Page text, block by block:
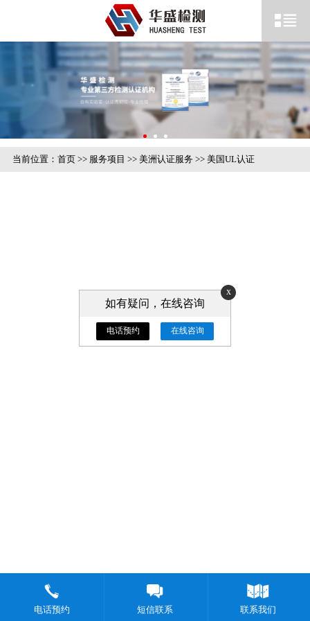
当前位置： 首页>> 服务项目 >> 美洲认证服务 >> 美国UL认证
电话预约 短信联系 联系我们
x
如有疑问，在线咨询
电话预约 在线咨询